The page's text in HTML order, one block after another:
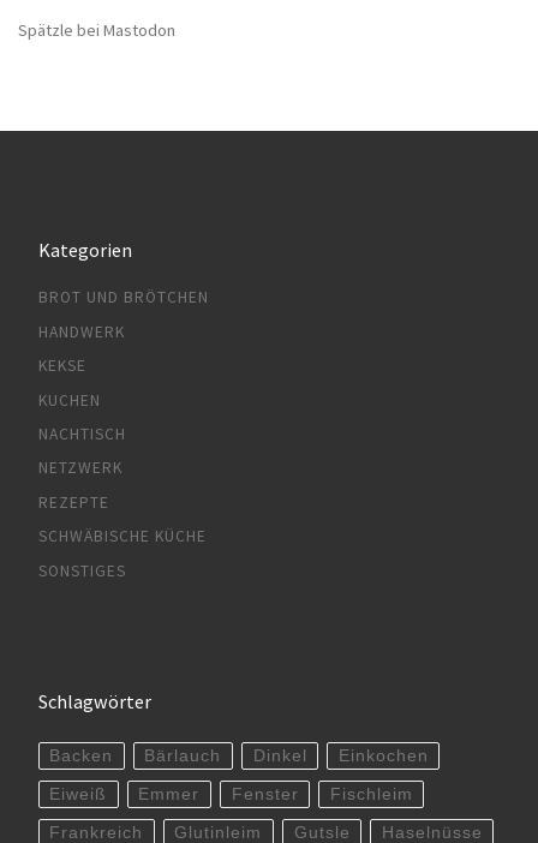
Spätzle bei Mastodon
Kategorien
BROT UND BRÖTCHEN
HANDWERK
KEKSE
KUCHEN
NACHTISCH
NETZWERK
REZEPTE
SCHWÄBISCHE KÜCHE
SONSTIGES
Schlagwörter
Backen Bärlauch Dinkel Einkochen
Eiweiß Emmer Fenster Fischleim
Frankreich Glutinleim Gutsle Haselnüsse